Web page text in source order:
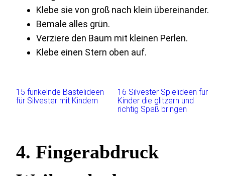
Klebe sie von groß nach klein übereinander.
Bemale alles grün.
Verziere den Baum mit kleinen Perlen.
Klebe einen Stern oben auf.
15 funkelnde Bastelideen
für Silvester mit Kindern
16 Silvester Spielideen für
Kinder die glitzern und
richtig Spaß bringen
4. Fingerabdruck